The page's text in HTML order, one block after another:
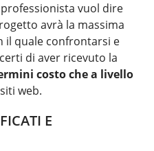
vuol dire
avrà la massima
il quale confrontarsi e
di aver ricevuto la
costo che a livello
web.
E